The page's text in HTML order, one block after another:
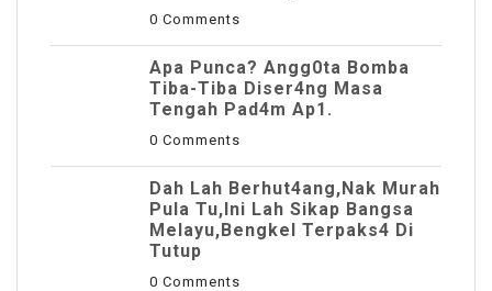
0 Comments
Apa Punca? Angg0ta Bomba
Tiba-Tiba Diser4ng Masa
Tengah Pad4m Ap1.
0 Comments
Dah Lah Berhut4ang,Nak Murah
Pula Tu,Ini Lah Sikap Bangsa
Melayu,Bengkel Terpaks4 Di
Tutup
0 Comments